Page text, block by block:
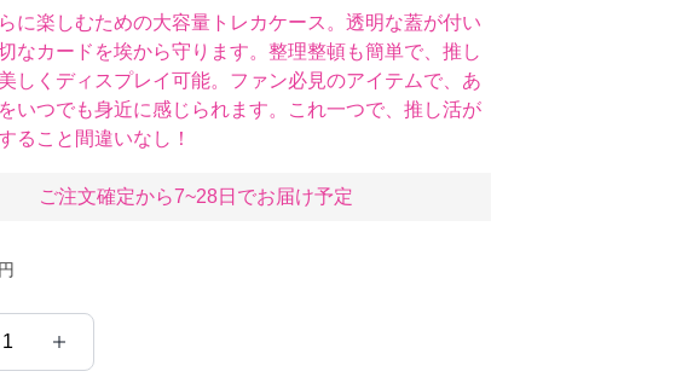
に楽しむための大容量トレカケース。透明な蓋が付い
なカードを埃から守ります。整理整頓も簡単で、推し
しくディスプレイ可能。ファン必見のアイテムで、あ
いつでも身近に感じられます。これ一つで、推し活が
ること間違いなし！
ご注文確定から7~28日でお届け予定
円
1